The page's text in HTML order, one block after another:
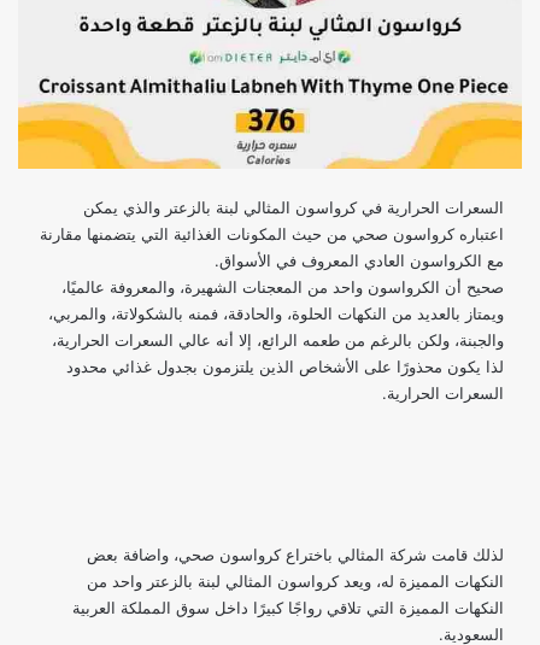
السعرات الحرارية في كرواسون المثالي لبنة بالزعتر والذي يمكن
اعتباره كرواسون صحي من حيث المكونات الغذائية التي يتضمنها مقارنة
مع الكرواسون العادي المعروف في الأسواق.
صحيح أن الكرواسون واحد من المعجنات الشهيرة، والمعروفة عالميًا،
ويمتاز بالعديد من النكهات الحلوة، والحادقة، فمنه بالشكولاتة، والمربي،
والجبنة، ولكن بالرغم من طعمه الرائع، إلا أنه عالي السعرات الحرارية،
لذا يكون محذورًا على الأشخاص الذين يلتزمون بجدول غذائي محدود
السعرات الحرارية.
لذلك قامت شركة المثالي باختراع كرواسون صحي، واضافة بعض
النكهات المميزة له، ويعد كرواسون المثالي لبنة بالزعتر واحد من
النكهات المميزة التي تلاقي رواجًا كبيرًا داخل سوق المملكة العربية
السعودية.